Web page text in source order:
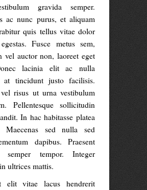
gravida semper.
ac nunc purus, et aliquam
quis tellus vitae dolor
Fusce metus sem,
vel auctor non, laoreet eget
lacinia elit ac nulla
at tincidunt justo facilisis.
vel risus ut urna vestibulum
Pellentesque sollicitudin
In hac habitasse platea
Maecenas sed nulla sed
dapibus. Praesent
semper tempor. Integer
ultrices mattis.
elit vitae lacus hendrerit